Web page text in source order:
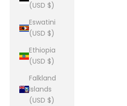
(USD $)
Eswatini
(USD $)
Ethiopia
(USD $)
Falkland
Islands
(USD $)